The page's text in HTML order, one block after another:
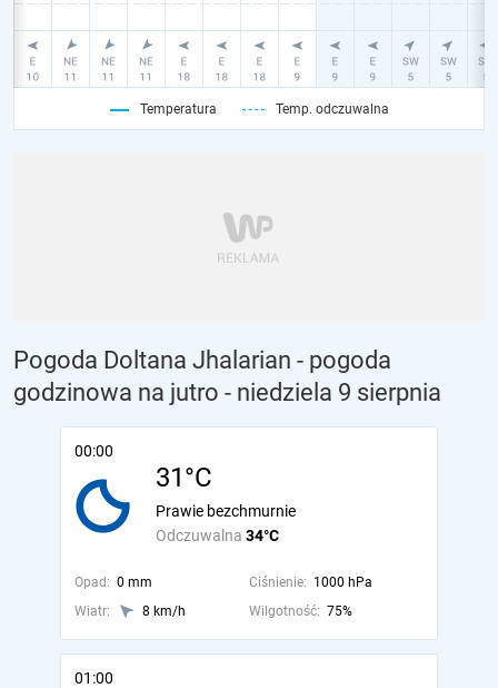
Temperatura Temp. odczuwalna
Pogoda Doltana Jhalarian - pogoda
godzinowa na jutro - niedziela 9 sierpnia
00:00
31°C
Odczuwalna 34°C
Prawie bezchmurnie
Opad: 0 mm Ciśnienie: 1000 hPa
Wiatr:
8 km/h Wilgotność: 75%
01:00